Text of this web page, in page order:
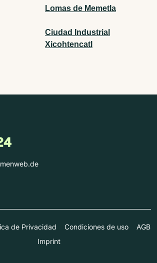
Lomas de Memetla
Ciudad Industrial
Xicohtencatl
de Privacidad Condiciones de uso
AGB
Imprint